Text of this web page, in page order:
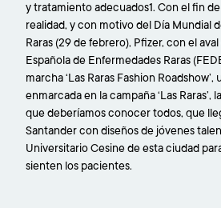
y tratamiento adecuados1. Con el fin
realidad, y con motivo del Día Mundial
Raras (29 de febrero), Pfizer, con el
Española de Enfermedades Raras
marcha ‘Las Raras Fashion Roadshow’,
enmarcada en la campaña ‘Las Raras’,
que deberíamos conocer todos, que
Santander con diseños de jóvenes
Universitario Cesine de esta ciudad
sienten los pacientes.